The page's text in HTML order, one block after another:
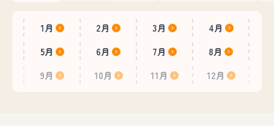
1月 2月 3月
4月
5月
6月 7月
8月
9月
10月 11月 12月